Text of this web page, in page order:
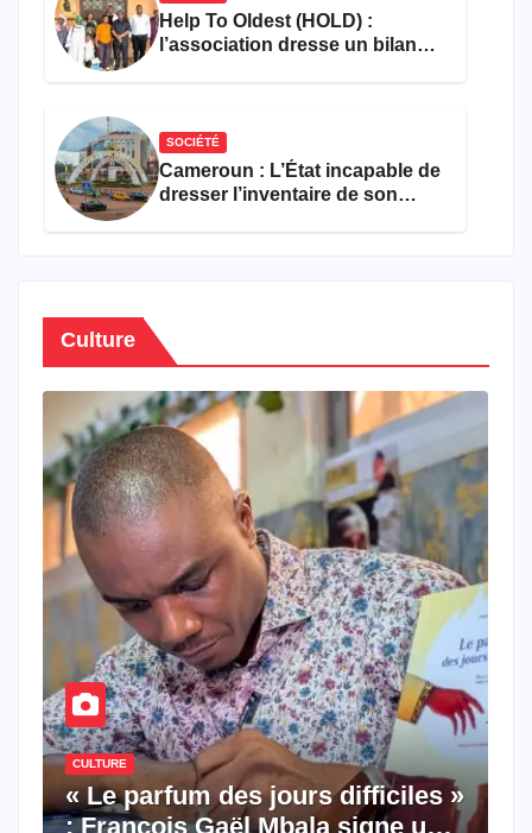
Help To Oldest (HOLD) :
l’association dresse un bilan
SOCIÉTÉ
Cameroun : L’État incapable de
dresser l’inventaire de son
Culture
CULTURE
« Le parfum des jours difficiles »
: François Gaël Mbala signe un